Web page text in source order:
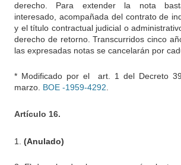
derecho. Para extender la nota
interesado, acompañada del contrato de
y el título contractual judicial o
derecho de retorno. Transcurridos cinco
las expresadas notas se cancelarán por
* Modificado por el art. 1 del Decreto
marzo. BOE -1959-4292.
Artículo 16.
1. (Anulado)